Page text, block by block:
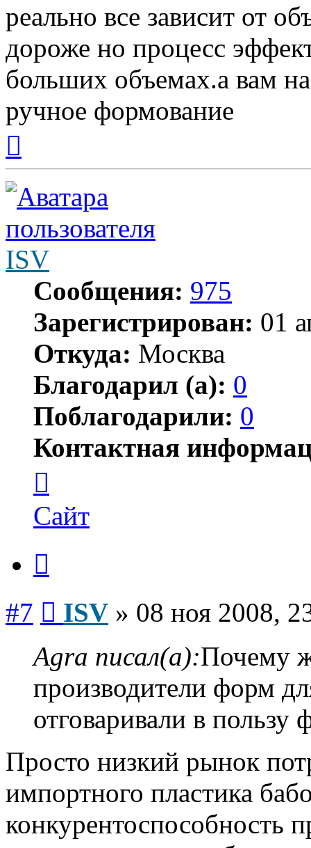
реально все зависит от
дороже но процесс
больших объемах.а вам
ручное формование
началу
ISV
Сообщения: 975
Зарегистрирован: 01
Откуда: Москва
Благодарил (а): 0
Поблагодарили: 0
Контактная
пользователя
ISV
Сайт
#7 ISV » 08 ноя 2008,
Agra писал(а):Почему
производители форм
отговаривали в пользу
Просто низкий рынок
импортного пластика
конкурентоспособность